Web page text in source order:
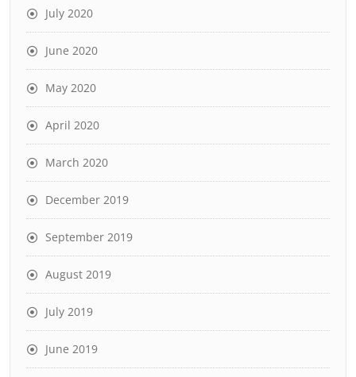
July 2020
June 2020
May 2020
April 2020
March 2020
December 2019
September 2019
August 2019
July 2019
June 2019